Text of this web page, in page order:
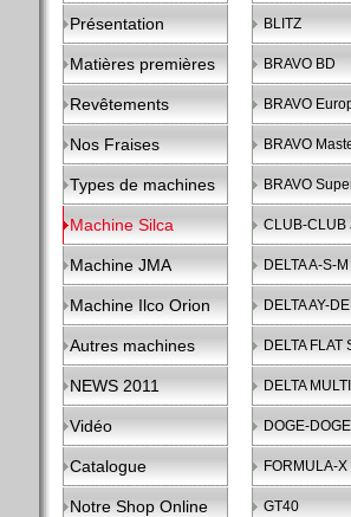
Présentation
Matières premières
Revêtements
Nos Fraises
Types de machines
Machine Silca
Machine JMA
Machine Ilco Orion
Autres machines
NEWS 2011
Vidéo
Catalogue
Notre Shop Online
BLITZ
BRAVO BD
BRAVO
BRAVO
BRAVO
CLUB-CLUB
DELTA A-S-M
DELTA AY-
DELTA FLAT
DELTA
DOGE-
FORMULA-X
GT40